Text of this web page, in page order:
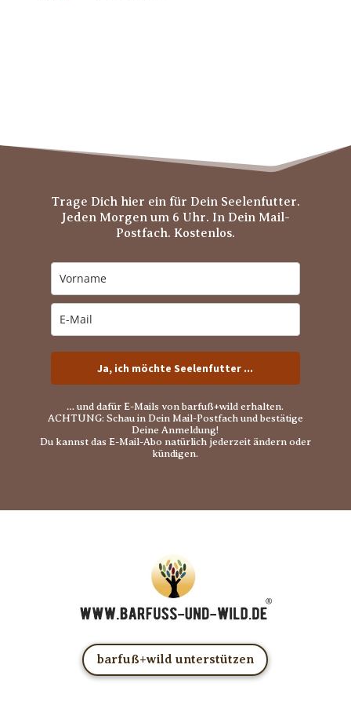
Trage Dich hier ein für Dein Seelenfutter.
Jeden Morgen um 6 Uhr. In Dein Mail-
Postfach. Kostenlos.
Ja, ich möchte Seelenfutter ...
… und dafür E-Mails von barfuß+wild erhalten.
ACHTUNG: Schau in Dein Mail-Postfach und bestätige
Deine Anmeldung!
Du kannst das E-Mail-Abo natürlich jederzeit ändern oder
kündigen.
barfuß+wild unterstützen